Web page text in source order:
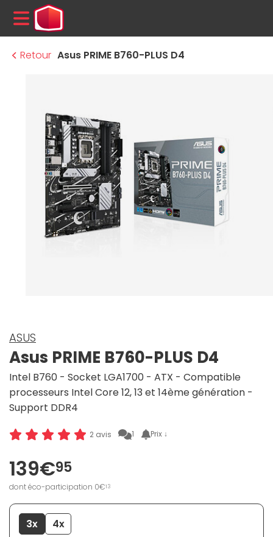
MENU
Retour Asus PRIME B760-PLUS D4
ASUS
Asus PRIME B760-PLUS D4
Intel B760 - Socket LGA1700 - ATX - Compatible
processeurs Intel Core 12, 13 et 14ème génération -
Support DDR4
2 avis 1 Prix ↓
139€95
dont éco-participation 0€13
3x
4x